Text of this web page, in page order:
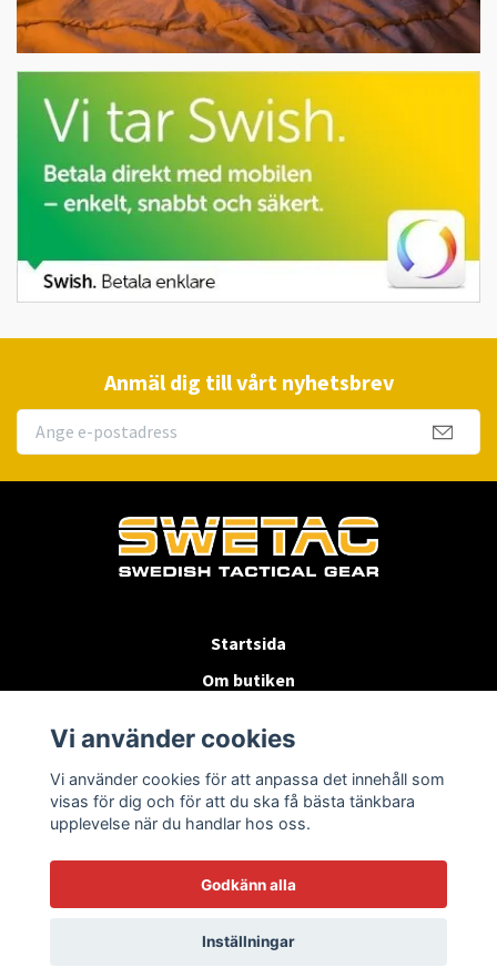
Anmäl dig till vårt nyhetsbrev
Startsida
Om butiken
Byten & Returer
Kontakta oss
Vi använder cookies
Vi använder cookies för att anpassa det innehåll som
visas för dig och för att du ska få bästa tänkbara
upplevelse när du handlar hos oss.
Godkänn alla
Inställningar